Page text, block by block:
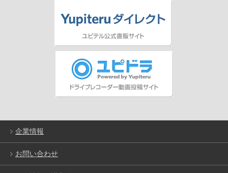
企業情報
お問い合わせ